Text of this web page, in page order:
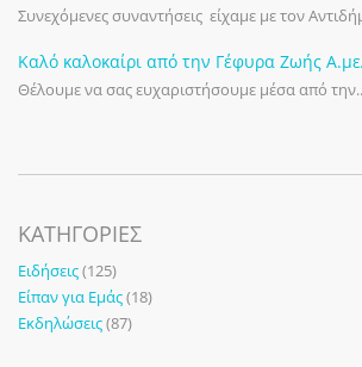
Συνεχόμενες συναντήσεις είχαμε με τον
Καλό καλοκαίρι από την Γέφυρα Ζωής
Θέλουμε να σας ευχαριστήσουμε μέσα από
KΑΤΗΓΟΡΊΕΣ
Ειδήσεις(125)
Είπαν για Εμάς(18)
Εκδηλώσεις(87)